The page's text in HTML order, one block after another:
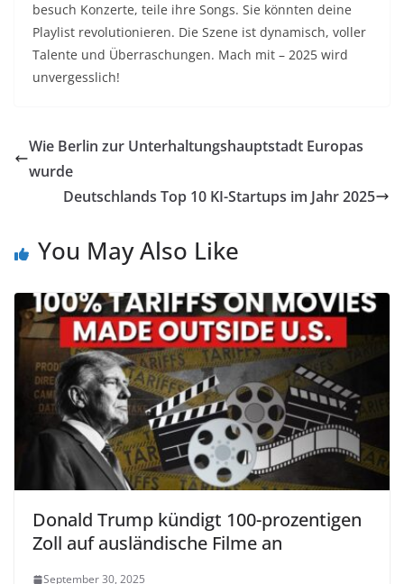
besuch Konzerte, teile ihre Songs. Sie könnten deine
Playlist revolutionieren. Die Szene ist dynamisch, voller
Talente und Überraschungen. Mach mit – 2025 wird
unvergesslich!
Wie Berlin zur Unterhaltungshauptstadt Europas
wurde
Deutschlands Top 10 KI-Startups im Jahr 2025
You May Also Like
Donald Trump kündigt 100-prozentigen
Zoll auf ausländische Filme an
September 30, 2025